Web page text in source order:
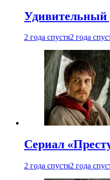
Удивительный
2 года спустя2 года
Сериал
2 года спустя2 года